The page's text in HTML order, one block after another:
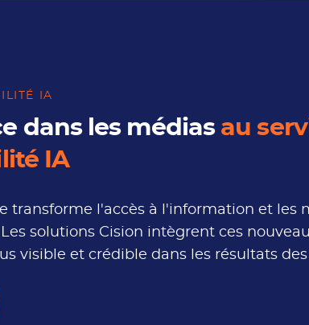
IA
dans les médias au
IA
transforme l'accès à l'information et les
solutions Cision intègrent ces
visible et crédible dans les résultats